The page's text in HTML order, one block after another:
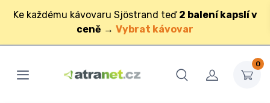
Ke každému kávovaru Sjöstrand teď 2 balení kapslí v
ceně → Vybrat kávovar
0